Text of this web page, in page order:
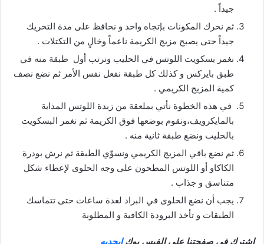
جيداً .
ثم نحرك المكونات بإتجاه واحد و نحافظ على مدة التحريك
جيداً حتى يصبح مزيج الكريمة ناعماً وخالٍ من التكتلات .
نغمر بسكويت اللوتس في الحليب ونرتب أول طبقة منه في
طبق بايركس و كذلك كل طبقة نفعل نفس الأمر ثم نضع نصف
كمية المزيج الكريمي .
في هذه الخطوة نأتي بملعقة من زبدة اللوتس المذابة
بالمايكرويف،ونقوم بوضعها فوق الكريمة ثم نغمر البسكويت
بالحليب ونضع طبقة ثانية منه .
ثم نضع باقي المزيج الكريمي ونسوّي الطبقة ثم نرش بودرة
الكاكاو أو اللوتس المطحون على وجه الحلوى لإعطاء شكل
متناسق و جذاب .
يجب أن نضع الحلوى في البراد لعدة ساعات حتى تتماسك
الطبقات و تأخذ البرودة الكافية و المطلوبة
اشترك في صفحتنا على الفيس بوكابجديه